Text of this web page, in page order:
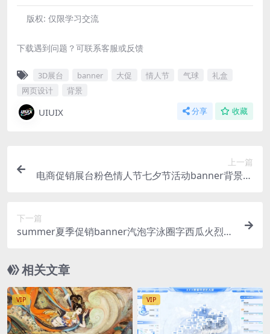
版权: 仅限学习交流
下载遇到问题？可联系客服或反馈
3D展台 banner 大促 情人节 气球
礼盒
网页设计
背景
UIUIX 分享 收藏
上一篇
电商促销展台粉色情人节七夕节活动banner背景sa
下一篇
summer夏季促销banner汽泡字泳圈字西瓜火烈鸟
相关文章
VIP VIP